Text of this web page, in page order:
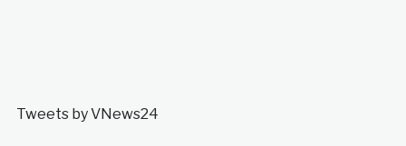
Tweets by VNews24